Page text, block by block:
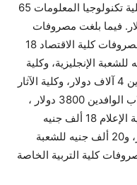
وسيتم قبول 380 طالبًا، ومصروفات كلية تكنولوجيا المعلومات 65
وللطلاب الوافدين 5300 دولار. فيما بلغت مصروفات
كلية الفنون التطبيقية 18 ألف جنيه، ومصروفات كلية الاقتصاد 18
و24 ألف جنيه للشعبة الإنجليزية، وكلية
اللغات والترجمة 14 ألف جنيه، وللوافدين 4 آلاف دولار، وكلية الآثار
والإرشاد السياحى 11 ألف جنيه، وللطلاب الوافدين 3800 دولار ،
وقررت الجامعة أن تكون مصروفات كلية الإعلام 18 ألف جنيه
للشبعة العربى، وللوافدين 6 آلاف دولار، و20 ألف جنيه للشعبة
دولار، ومصروفات كلية التربية الخاصة